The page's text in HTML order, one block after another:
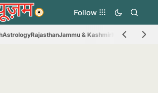
Follow
AstrologyRajasthanJammu & Kashmir Madhya